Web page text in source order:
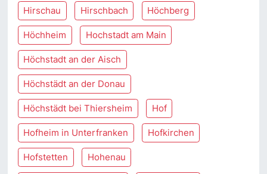
Hirschau Hirschbach Höchberg
Höchheim Hochstadt am Main
Höchstadt an der Aisch
Höchstädt an der Donau
Höchstädt bei Thiersheim Hof
Hofheim in Unterfranken Hofkirchen
Hofstetten Hohenau